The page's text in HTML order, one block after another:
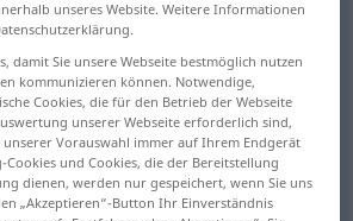
anklicken/antippen)
relación lío
unseres Website. Weitere Informationen
damit Sie unsere Webseite bestmöglich nutzen
kommunizieren können. Notwendige,
Cookies, die für den Betrieb der Webseite
unserer Webseite erforderlich sind,
Vorauswahl immer auf Ihrem Endgerät
und Cookies, die der Bereitstellung
dienen, werden nur gespeichert, wenn Sie uns
„Akzeptieren“-Button Ihr Einverständnis